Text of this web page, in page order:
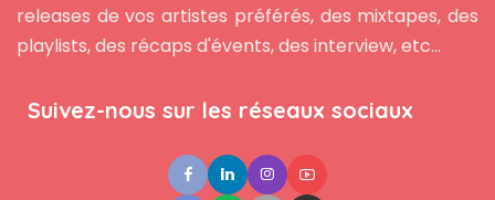
releases de vos artistes préférés, des mixtapes, des
playlists, des récaps d'évents, des interview, etc...
Suivez-nous sur les réseaux sociaux